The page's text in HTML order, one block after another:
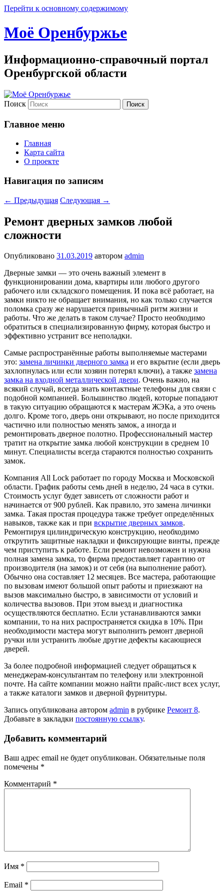
Перейти к основному содержимому
Моё Оренбуржье
Информационно-справочный портал
Оренбургской области
Поиск
Главное меню
Главная
Карта сайта
О проекте
Навигация по записям
← Предыдущая Следующая →
Ремонт дверных замков любой
сложности
Опубликовано 31.03.2019 автором admin
Дверные замки — это очень важный элемент в
функционировании дома, квартиры или любого другого
рабочего или складского помещения. И пока всё работает, на
замки никто не обращает внимания, но как только случается
поломка сразу же нарушается привычный ритм жизни и
работы. Что же делать в таком случае? Просто необходимо
обратиться в специализированную фирму, которая быстро и
эффективно устранит все неполадки.
Самые распространённые работы выполняемые мастерами
это: замена личинки дверного замка и его вкрытие (если дверь
захлопнулась или если хозяин потерял ключи), а также замена
замка на входной металлической двери. Очень важно, на
всякий случай, всегда знать контактные телефоны для связи с
подобной компанией. Большинство людей, которые попадают
в такую ситуацию обращаются к мастерам ЖЭКа, а это очень
долго. Кроме того, дверь они открывают, но после приходится
частично или полностью менять замок, а иногда и
ремонтировать дверное полотно. Профессиональный мастер
тратит на открытие замка любой конструкции в среднем 10
минут. Специалисты всегда стараются полностью сохранить
замок.
Компания All Lock работает по городу Москва и Московской
области. График работы семь дней в неделю, 24 часа в сутки.
Стоимость услуг будет зависеть от сложности работ и
начинается от 900 рублей. Как правило, это замена личинки
замка. Такая простая процедура также требует определённых
навыков, также как и при вскрытие дверных замков.
Ремонтируя цилиндрическую конструкцию, необходимо
открутить защитные накладки и фиксирующие винты, прежде
чем приступить к работе. Если ремонт невозможен и нужна
полная замена замка, то фирма предоставляет гарантию от
производителя (на замок) и от себя (на выполнение работ).
Обычно она составляет 12 месяцев. Все мастера, работающие
по вызовам имеют большой опыт работы и приезжают на
вызов максимально быстро, в зависимости от условий и
количества вызовов. При этом выезд и диагностика
осуществляются бесплатно. Если устанавливаются замки
компании, то на них распространяется скидка в 10%. При
необходимости мастера могут выполнить ремонт дверной
ручки или устранить любые другие дефекты касающиеся
дверей.
За более подробной информацией следует обращаться к
менеджерам-консультантам по телефону или электронной
почте. На сайте компании можно найти прайс-лист всех услуг,
а также каталоги замков и дверной фурнитуры.
Запись опубликована автором admin в рубрике Ремонт 8.
Добавьте в закладки постоянную ссылку.
Добавить комментарий
Ваш адрес email не будет опубликован. Обязательные поля
помечены *
Комментарий *
Имя *
Email *